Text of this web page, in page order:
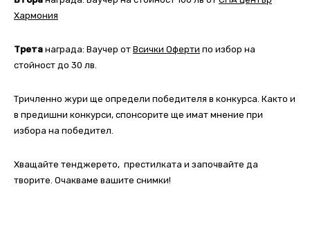
Хармония
Трета награда: Ваучер от Всички Оферти по избор на
стойност до 30 лв.
Тричленно жури ще определи победителя в конкурса. Както и
в предишни конкурси, спонсорите ще имат мнение при
избора на победител.
Хващайте тенджерето, престилката и започвайте да
творите. Очакваме вашите снимки!